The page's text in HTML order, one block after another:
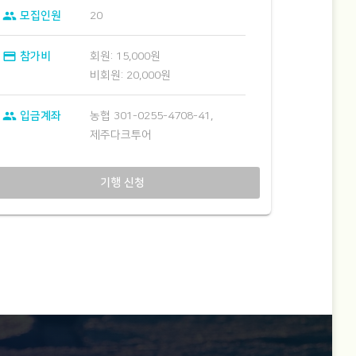
group 모집인원 20
credit_card 참가비
회원: 15,000원
비회원: 20,000원
group 입금계좌
농협 301-0255-4708-41,
제주다크투어
기행 신청